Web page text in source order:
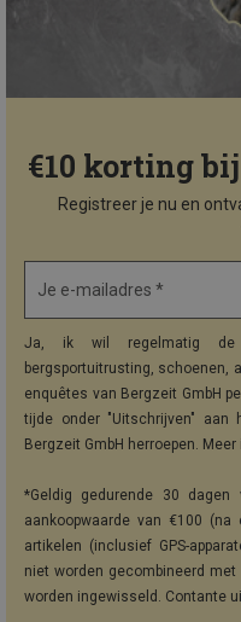
€10 korting
Registreer je nu en
Je e-mailadres *
Ja, ik wil regelmatig de
bergsportuitrusting, schoenen,
enquêtes van Bergzeit GmbH
tijde onder "Uitschrijven"
Bergzeit GmbH herroepen.
*Geldig gedurende 30
aankoopwaarde van €100
artikelen (inclusief GPS-
niet worden gecombineerd
worden ingewisseld. Contante